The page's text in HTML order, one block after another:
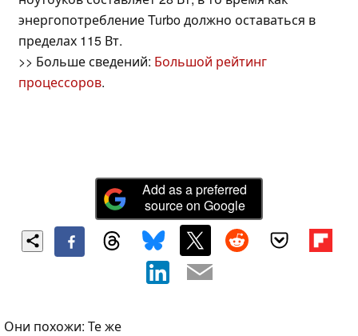
энергопотребление Turbo должно оставаться в
пределах 115 Вт.
>> Больше сведений: Большой рейтинг
процессоров.
Add as a preferred
source on Google
Они похожи: Те же